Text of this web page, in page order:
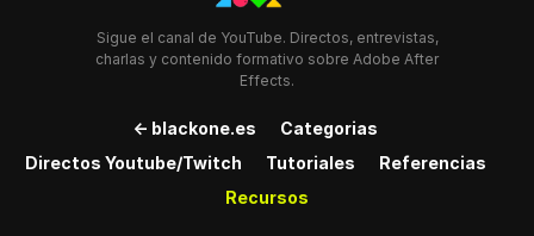
Sigue el canal de YouTube. Directos, entrevistas,
charlas y contenido formativo sobre Adobe After
Effects.
<- blackone.es
Categorias
Directos Youtube/Twitch
Tutoriales
Referencias
Recursos